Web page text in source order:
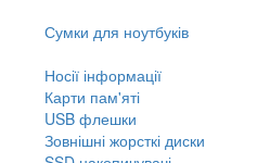
Сумки для ноутбуків
Носії інформації
Карти пам'яті
USB флешки
Зовнішні жорсткі диски